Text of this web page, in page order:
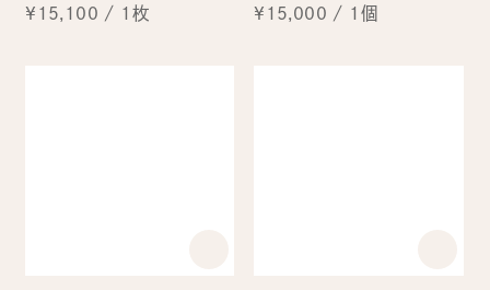
¥15,100 / 1枚 ¥15,000 / 1個